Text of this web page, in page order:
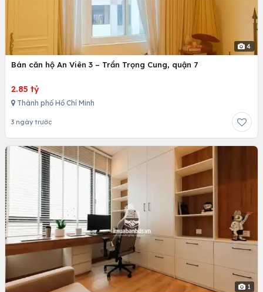
4
Bán căn hộ An Viên 3 – Trần Trọng Cung, quận 7
2.85 tỷ
Thành phố Hồ Chí Minh
3 ngày trước
1